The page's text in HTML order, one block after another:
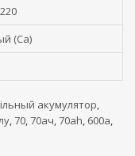
(Ca)
акумулятор,
,70,70ач,70ah, 600а,